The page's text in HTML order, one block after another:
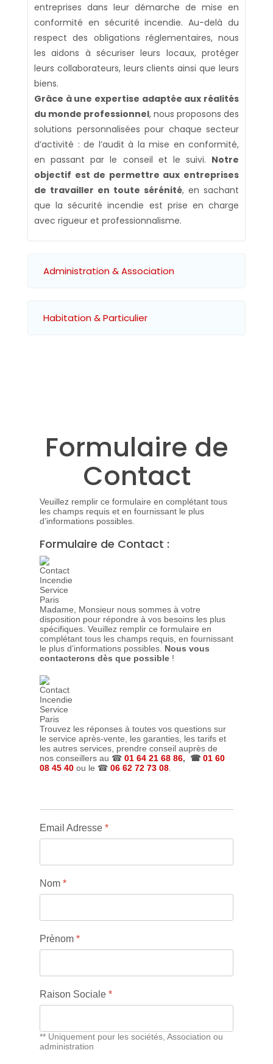
entreprises dans leur démarche de mise en
conformité en sécurité incendie. Au-delà du
respect des obligations réglementaires, nous
les aidons à sécuriser leurs locaux, protéger
leurs collaborateurs, leurs clients ainsi que leurs
biens.
Grâce à une expertise adaptée aux réalités
du monde professionnel, nous proposons des
solutions personnalisées pour chaque secteur
d’activité : de l’audit à la mise en conformité,
en passant par le conseil et le suivi. Notre
objectif est de permettre aux entreprises
de travailler en toute sérénité, en sachant
que la sécurité incendie est prise en charge
avec rigueur et professionnalisme.
Administration & Association
Habitation & Particulier
Formulaire de
Contact
Veuillez remplir ce formulaire en complétant tous
les champs requis et en fournissant le plus
d’informations possibles.
Formulaire de Contact :
Madame, Monsieur nous sommes à votre
disposition pour répondre à vos besoins les plus
spécifiques. Veuillez remplir ce formulaire en
complétant tous les champs requis, en fournissant
le plus d’informations possibles. Nous vous
contacterons dès que possible !
Trouvez les réponses à toutes vos questions sur
le service après-vente, les garanties, les tarifs et
les autres services, prendre conseil auprès de
nos conseillers au ☎ 01 64 21 68 86, ☎ 01 60
08 45 40 ou le ☎ 06 62 72 73 08
Email Adresse *
Nom *
Prènom *
Raison Sociale *
** Uniquement pour les sociétés, Association ou
administration